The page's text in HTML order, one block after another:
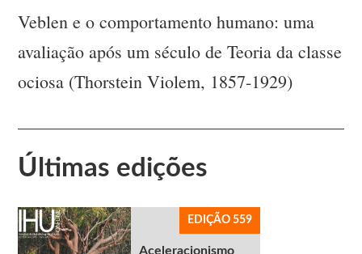
Veblen e o comportamento humano: uma
avaliação após um século de Teoria da classe
ociosa (Thorstein Violem, 1857-1929)
Últimas edições
EDIÇÃO 559
Aceleracionismo